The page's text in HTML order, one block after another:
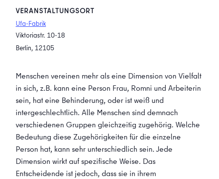
VERANSTALTUNGSORT
Ufa-Fabrik
Viktoriastr. 10-18
Berlin, 12105
Menschen vereinen mehr als eine Dimension von Vielfalt
in sich, z.B. kann eine Person Frau, Romni und Arbeiterin
sein, hat eine Behinderung, oder ist weiß und
intergeschlechtlich. Alle Menschen sind demnach
verschiedenen Gruppen gleichzeitig zugehörig. Welche
Bedeutung diese Zugehörigkeiten für die einzelne
Person hat, kann sehr unterschiedlich sein. Jede
Dimension wirkt auf spezifische Weise. Das
Entscheidende ist jedoch, dass sie in ihrem